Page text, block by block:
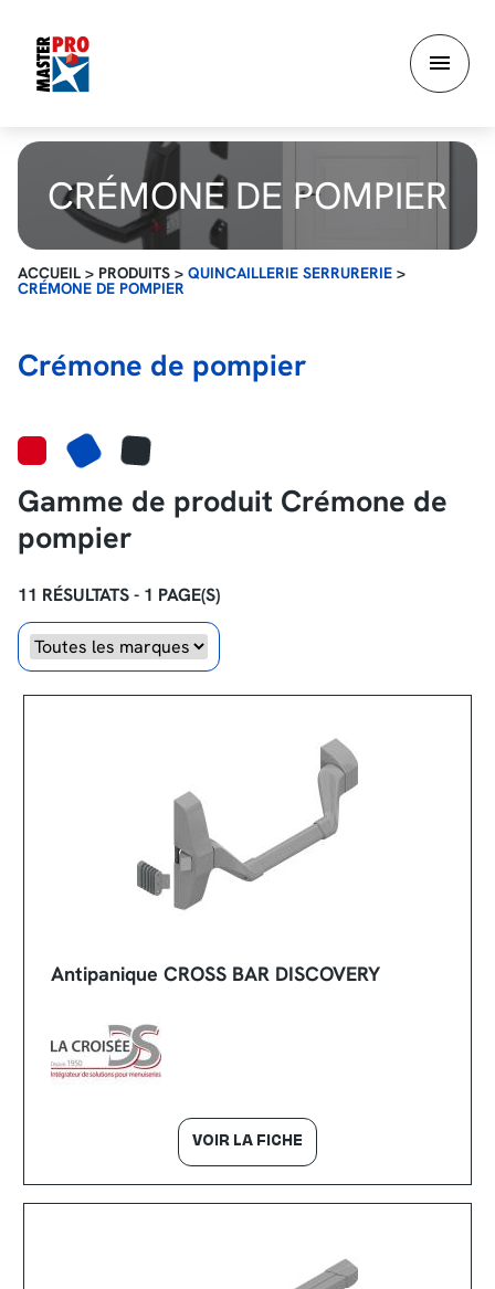
contenu
principal
CRÉMONE DE POMPIER
ACCUEIL > PRODUITS > QUINCAILLERIE SERRURERIE >
CRÉMONE DE POMPIER
Crémone de pompier
Gamme de produit Crémone de
pompier
11 RÉSULTATS - 1 PAGE(S)
Marque
Antipanique CROSS BAR DISCOVERY
VOIR LA FICHE